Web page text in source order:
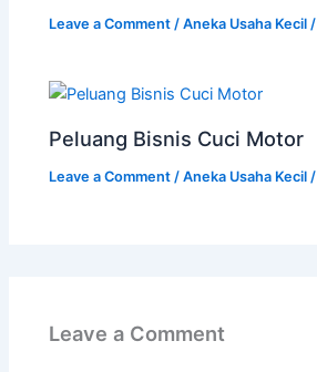
Leave a Comment /Aneka Usaha Kecil
Peluang Bisnis Cuci Motor
Leave a Comment /Aneka Usaha Kecil
Leave a Comment